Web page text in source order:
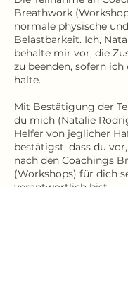
Breathwork
normale physische
Belastbarkeit. Ich,
behalte mir vor, die
zu beenden, sofern
halte.
Mit Bestätigung der
du mich (Natalie
Helfer von jeglicher
bestätigst, dass du
nach den Coachings
(Workshops) für dich
verantwortlich bist.